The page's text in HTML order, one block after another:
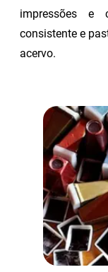
impressões e
consistente e
acervo.